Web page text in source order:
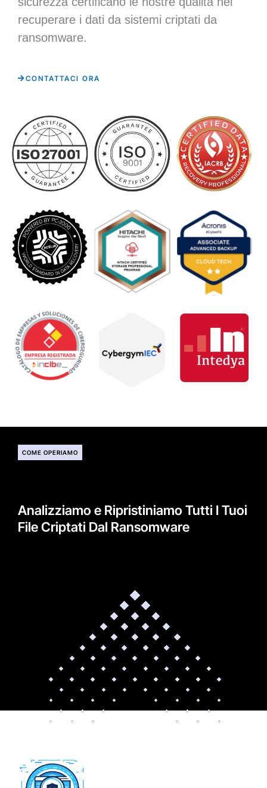
recuperare i dati da sistemi criptati da
ransomware.
CONTATTACI ORA
COME OPERIAMO
Analizziamo e Ripristiniamo Tutti I Tuoi
File Criptati Dal Ransomware